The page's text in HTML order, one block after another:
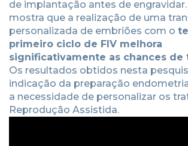
de implantação antes de
mostra que a realização de uma
personalizada de embriões com o
primeiro ciclo de FIV melhora
significativamente as chances de
Os resultados obtidos nesta
indicação da preparação
a necessidade de personalizar os
Reprodução Assistida.